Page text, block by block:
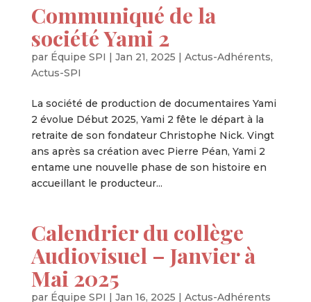
Communiqué de la
société Yami 2
par Équipe SPI | Jan 21, 2025 | Actus-Adhérents,
Actus-SPI
La société de production de documentaires Yami
2 évolue Début 2025, Yami 2 fête le départ à la
retraite de son fondateur Christophe Nick. Vingt
ans après sa création avec Pierre Péan, Yami 2
entame une nouvelle phase de son histoire en
accueillant le producteur...
Calendrier du collège
Audiovisuel – Janvier à
Mai 2025
par Équipe SPI | Jan 16, 2025 | Actus-Adhérents